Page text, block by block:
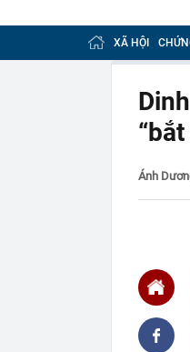
XÃ HỘI
Ánh